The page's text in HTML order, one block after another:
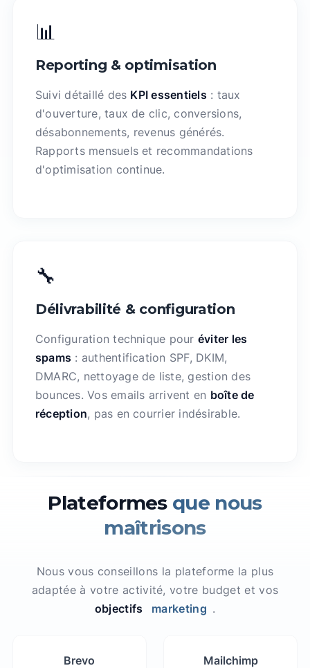
📊
Reporting & optimisation
Suivi détaillé des KPI essentiels : taux
d'ouverture, taux de clic, conversions,
désabonnements, revenus générés.
Rapports mensuels et recommandations
d'optimisation continue.
🔧
Délivrabilité & configuration
Configuration technique pour éviter les
spams : authentification SPF, DKIM,
DMARC, nettoyage de liste, gestion des
bounces. Vos emails arrivent en boîte de
réception, pas en courrier indésirable.
Plateformes que nous
maîtrisons
Nous vous conseillons la plateforme la plus
adaptée à votre activité, votre budget et vos
objectifs
marketing .
Brevo Mailchimp